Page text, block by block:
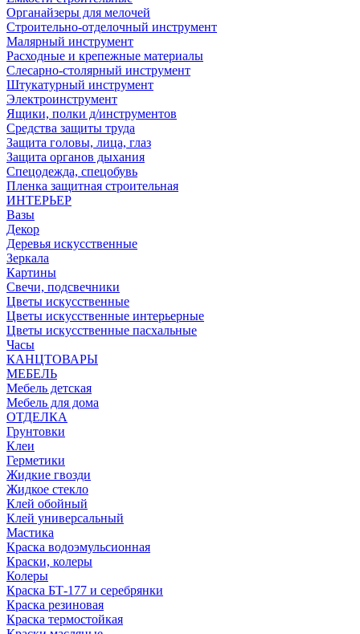
Органайзеры для мелочей
Строительно-отделочный инструмент
Малярный инструмент
Расходные и крепежные материалы
Слесарно-столярный инструмент
Штукатурный инструмент
Электроинструмент
Ящики, полки д/инструментов
Средства защиты труда
Защита головы, лица, глаз
Защита органов дыхания
Спецодежда, спецобувь
Пленка защитная строительная
ИНТЕРЬЕР
Вазы
Декор
Деревья искусственные
Зеркала
Картины
Свечи, подсвечники
Цветы искусственные
Цветы искусственные интерьерные
Цветы искусственные пасхальные
Часы
КАНЦТОВАРЫ
МЕБЕЛЬ
Мебель детская
Мебель для дома
ОТДЕЛКА
Грунтовки
Клеи
Герметики
Жидкие гвозди
Жидкое стекло
Клей обойный
Клей универсальный
Мастика
Краска водоэмульсионная
Краски, колеры
Колеры
Краска БТ-177 и серебрянки
Краска резиновая
Краска термостойкая